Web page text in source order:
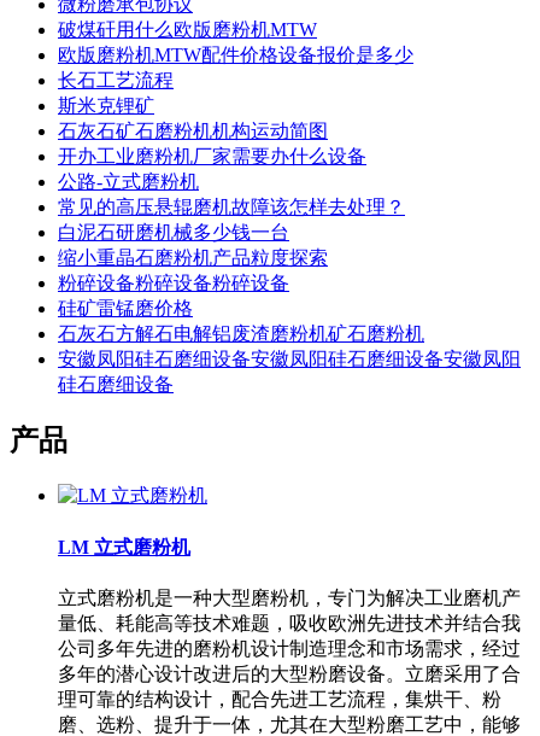
破煤矸用什么欧版磨粉机MTW
欧版磨粉机MTW配件价格设备报价是多少
长石工艺流程
斯米克锂矿
石灰石矿石磨粉机机构运动简图
开办工业磨粉机厂家需要办什么设备
公路-立式磨粉机
常见的高压悬辊磨机故障该怎样去处理？
白泥石研磨机械多少钱一台
缩小重晶石磨粉机产品粒度探索
粉碎设备粉碎设备粉碎设备
硅矿雷锰磨价格
石灰石方解石电解铝废渣磨粉机矿石磨粉机
安徽凤阳硅石磨细设备安徽凤阳硅石磨细设备安徽凤阳
硅石磨细设备
产品
LM 立式磨粉机
立式磨粉机是一种大型磨粉机，专门为解决工业磨机产
量低、耗能高等技术难题，吸收欧洲先进技术并结合我
公司多年先进的磨粉机设计制造理念和市场需求，经过
多年的潜心设计改进后的大型粉磨设备。立磨采用了合
理可靠的结构设计，配合先进工艺流程，集烘干、粉
磨、选粉、提升于一体，尤其在大型粉磨工艺中，能够